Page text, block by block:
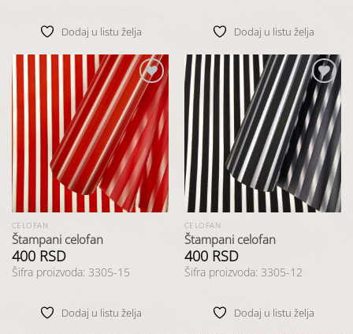
Dodaj u listu želja Dodaj u listu želja
Dodaj
u listu
želja
CELOFAN
Štampani celofan
400 RSD
Šifra proizvoda: 3305-15
Dodaj u listu želja
Dodaj
u listu
želja
CELOFAN
Štampani celofan
400 RSD
Šifra proizvoda: 3305-12
Dodaj u listu želja